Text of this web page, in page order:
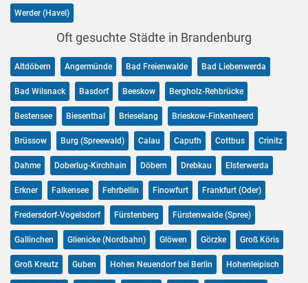
Werder (Havel)
Oft gesuchte Städte in Brandenburg
Altdöbern Angermünde Bad Freienwalde Bad Liebenwerda
Bad Wilsnack Basdorf Beeskow Bergholz-Rehbrücke
Bestensee Biesenthal Brieselang Brieskow-Finkenheerd
Brüssow Burg (Spreewald) Calau Caputh Cottbus Crinitz
Dahme Doberlug-Kirchhain Döbern Drebkau Elsterwerda
Erkner Falkensee Fehrbellin Finowfurt Frankfurt (Oder)
Fredersdorf-Vogelsdorf Fürstenberg Fürstenwalde (Spree)
Gallinchen Glienicke (Nordbahn) Glöwen Görzke Groß Köris
Groß Kreutz Guben Hohen Neuendorf bei Berlin Hohenleipisch